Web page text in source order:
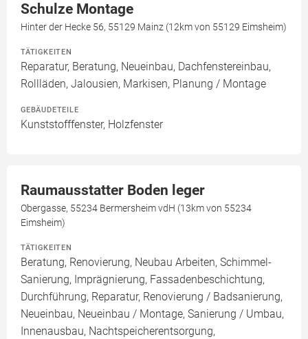
Schulze Montage
Hinter der Hecke 56, 55129 Mainz (12km von 55129 Eimsheim)
TÄTIGKEITEN
Reparatur, Beratung, Neueinbau, Dachfenstereinbau,
Rollläden, Jalousien, Markisen, Planung / Montage
GEBÄUDETEILE
Kunststofffenster, Holzfenster
Raumausstatter Boden leger
Obergasse, 55234 Bermersheim vdH (13km von 55234
Eimsheim)
TÄTIGKEITEN
Beratung, Renovierung, Neubau Arbeiten, Schimmel-
Sanierung, Imprägnierung, Fassadenbeschichtung,
Durchführung, Reparatur, Renovierung / Badsanierung,
Neueinbau, Neueinbau / Montage, Sanierung / Umbau,
Innenausbau, Nachtspeicherentsorgung,